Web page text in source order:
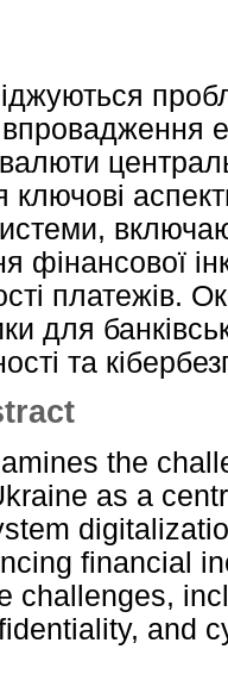
ключові
фінансової
платежів.
для
та
the
as a
financial
challenges,
and